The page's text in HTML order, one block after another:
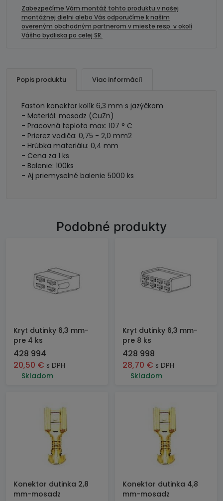
jazýčkom-
vodič
Zabezpečíme Vám montáž tohto produktu v našej
montážnej dielni alebo Vás odporučíme k našim
overeným obchodným partnerom v mieste resp. v okolí
Vášho bydliska po celej SR.
Popis produktu Viac informácií
Faston konektor kolík 6,3 mm s jazýčkom
- Materiál: mosadz (CuZn)
- Pracovná teplota max: 107 ° C
- Prierez vodiča: 0,75 - 2,0 mm2
- Hrúbka materiálu: 0,4 mm
- Cena za 1 ks
- Balenie: 100ks
- Aj priemyselné balenie 5000 ks
Podobné produkty
Kryt dutinky 6,3 mm-
pre 4 ks
428 994
20,50 € s DPH
Skladom
Kryt dutinky 6,3 mm-
pre 8 ks
428 998
28,70 € s DPH
Skladom
Konektor dutinka 2,8
mm-mosadz
Konektor dutinka 4,8
mm-mosadz